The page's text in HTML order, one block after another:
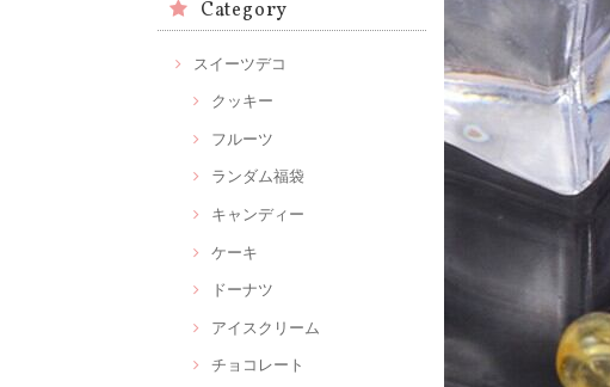
Category
スイーツデコ
クッキー
フルーツ
ランダム福袋
キャンディー
ケーキ
ドーナツ
アイスクリーム
チョコレート